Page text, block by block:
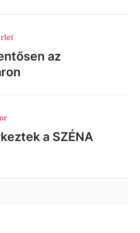
az
a SZÉNA